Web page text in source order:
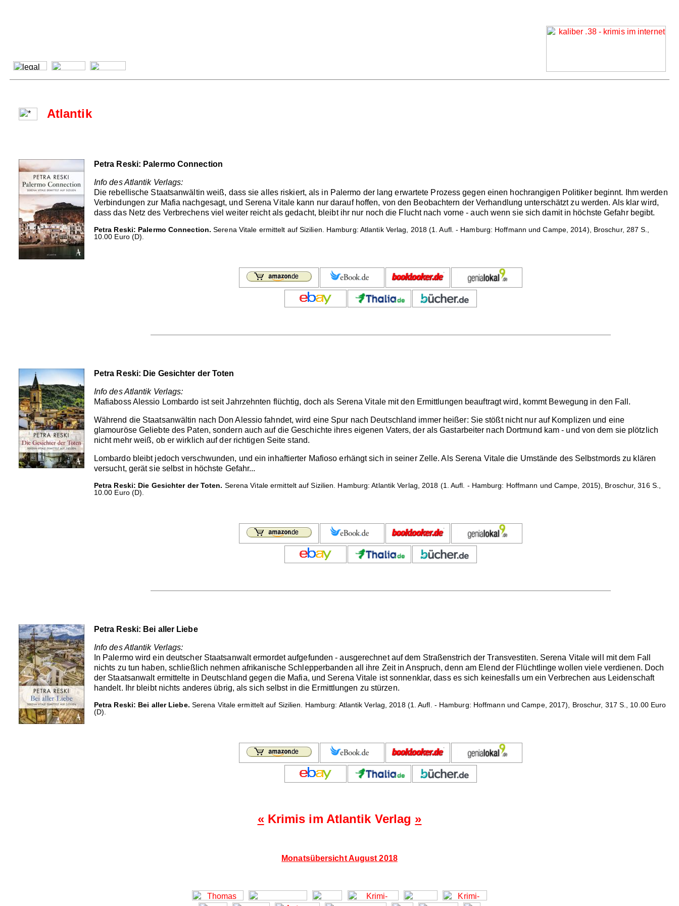
Atlantik
Petra Reski: Palermo Connection
Info des Atlantik Verlags:
Die rebellische Staatsanwältin weiß, dass sie alles riskiert, als in Palermo der lang erwartete Prozess gegen einen hochrangigen Politiker beginnt. Ihm werden
Verbindungen zur Mafia nachgesagt, und Serena Vitale kann nur darauf hoffen, von den Beobachtern der Verhandlung unterschätzt zu werden. Als klar wird,
dass das Netz des Verbrechens viel weiter reicht als gedacht, bleibt ihr nur noch die Flucht nach vorne - auch wenn sie sich damit in höchste Gefahr begibt.
Petra Reski: Palermo Connection. Serena Vitale ermittelt auf Sizilien. Hamburg: Atlantik Verlag, 2018 (1. Aufl. - Hamburg: Hoffmann und Campe, 2014), Broschur, 287 S.,
10.00 Euro (D).
Petra Reski: Die Gesichter der Toten
Info des Atlantik Verlags:
Mafiaboss Alessio Lombardo ist seit Jahrzehnten flüchtig, doch als Serena Vitale mit den Ermittlungen beauftragt wird, kommt Bewegung in den Fall.
Während die Staatsanwältin nach Don Alessio fahndet, wird eine Spur nach Deutschland immer heißer: Sie stößt nicht nur auf Komplizen und eine
glamouröse Geliebte des Paten, sondern auch auf die Geschichte ihres eigenen Vaters, der als Gastarbeiter nach Dortmund kam - und von dem sie plötzlich
nicht mehr weiß, ob er wirklich auf der richtigen Seite stand.
Lombardo bleibt jedoch verschwunden, und ein inhaftierter Mafioso erhängt sich in seiner Zelle. Als Serena Vitale die Umstände des Selbstmords zu klären
versucht, gerät sie selbst in höchste Gefahr...
Petra Reski: Die Gesichter der Toten. Serena Vitale ermittelt auf Sizilien. Hamburg: Atlantik Verlag, 2018 (1. Aufl. - Hamburg: Hoffmann und Campe, 2015), Broschur, 316 S.,
10.00 Euro (D).
Petra Reski: Bei aller Liebe
Info des Atlantik Verlags:
In Palermo wird ein deutscher Staatsanwalt ermordet aufgefunden - ausgerechnet auf dem Straßenstrich der Transvestiten. Serena Vitale will mit dem Fall
nichts zu tun haben, schließlich nehmen afrikanische Schlepperbanden all ihre Zeit in Anspruch, denn am Elend der Flüchtlinge wollen viele verdienen. Doch
der Staatsanwalt ermittelte in Deutschland gegen die Mafia, und Serena Vitale ist sonnenklar, dass es sich keinesfalls um ein Verbrechen aus Leidenschaft
handelt. Ihr bleibt nichts anderes übrig, als sich selbst in die Ermittlungen zu stürzen.
Petra Reski: Bei aller Liebe. Serena Vitale ermittelt auf Sizilien. Hamburg: Atlantik Verlag, 2018 (1. Aufl. - Hamburg: Hoffmann und Campe, 2017), Broschur, 317 S., 10.00 Euro
(D).
«Krimis im Atlantik Verlag »
Monatsübersicht August 2018